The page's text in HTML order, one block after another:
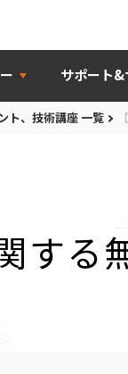
サポート&
ト、技術講座 一覧
す